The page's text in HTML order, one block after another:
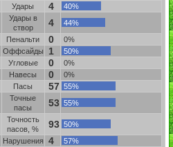
Удары 4
40%
Удары в
створ
4
44%
Пенальти 0
0%
Оффсайды 1
50%
Угловые 0
0%
Навесы 0
0%
Пасы 57 55%
Точные
пасы
53 55%
Точность
пасов, %
93 50%
Нарушения 4
57%